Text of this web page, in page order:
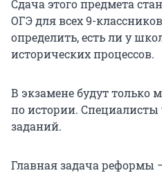
Сдача этого предмета
ОГЭ для всех 9-
определить, есть ли у
исторических процессов.
В экзамене будут только
по истории. Специалисты
заданий.
Главная задача реформы